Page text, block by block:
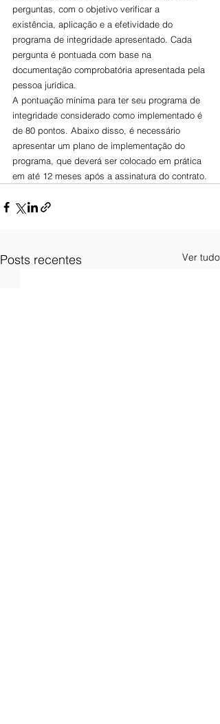
perguntas, com o objetivo verificar a
existência, aplicação e a efetividade do
programa de integridade apresentado. Cada
pergunta é pontuada com base na
documentação comprobatória apresentada pela
pessoa jurídica.
A pontuação mínima para ter seu programa de
integridade considerado como implementado é
de 80 pontos. Abaixo disso, é necessário
apresentar um plano de implementação do
programa, que deverá ser colocado em prática
em até 12 meses após a assinatura do contrato.
Posts recentes Ver tudo